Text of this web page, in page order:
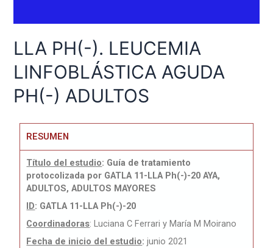
LLA PH(-). LEUCEMIA
LINFOBLÁSTICA AGUDA
PH(-) ADULTOS
RESUMEN
Título del estudio: Guía de tratamiento
protocolizada por GATLA 11-LLA Ph(-)-20 AYA,
ADULTOS, ADULTOS MAYORES
ID: GATLA 11-LLA Ph(-)-20
Coordinadoras: Luciana C Ferrari y María M Moirano
Fecha de inicio del estudio:junio 2021